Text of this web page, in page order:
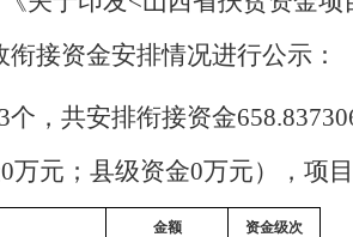
接资金安排情况进行公示：
3个，共安排衔接资金
元；县级资金0万元），项目
金额 资金级次